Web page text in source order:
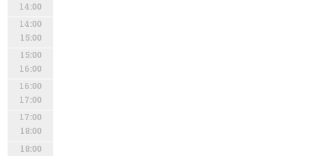
14:00
14:00
15:00
15:00
16:00
16:00
17:00
17:00
18:00
18:00